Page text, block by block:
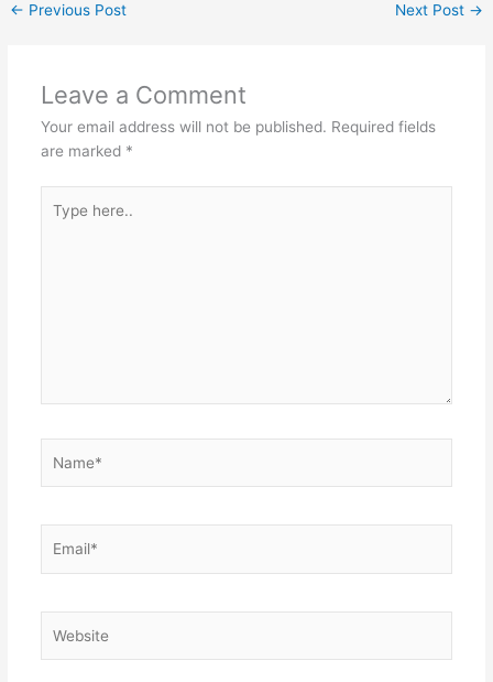
← Previous Post Next Post →
Leave a Comment
Your email address will not be published. Required fields
are marked *
here..